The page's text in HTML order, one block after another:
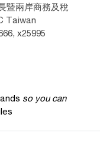
暨兩岸商務及稅
Taiwan
x25995
so you can